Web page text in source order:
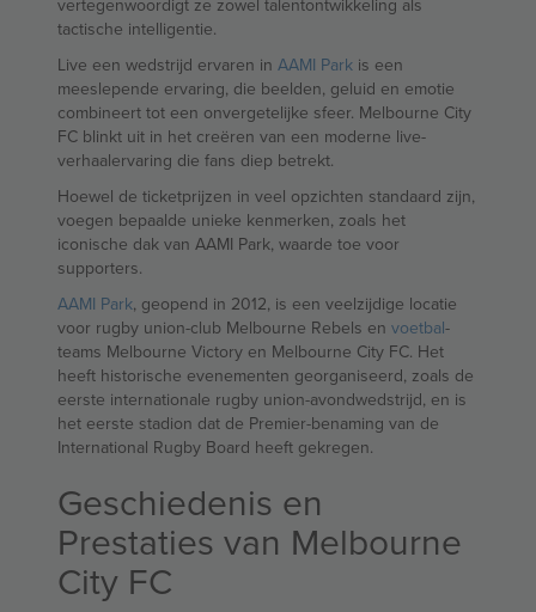
vertegenwoordigt ze zowel talentontwikkeling als
tactische intelligentie.
Live een wedstrijd ervaren in AAMI Park is een
meeslepende ervaring, die beelden, geluid en emotie
combineert tot een onvergetelijke sfeer. Melbourne City
FC blinkt uit in het creëren van een moderne live-
verhaalervaring die fans diep betrekt.
Hoewel de ticketprijzen in veel opzichten standaard zijn,
voegen bepaalde unieke kenmerken, zoals het
iconische dak van AAMI Park, waarde toe voor
supporters.
AAMI Park, geopend in 2012, is een veelzijdige locatie
voor rugby union-club Melbourne Rebels en voetbal-
teams Melbourne Victory en Melbourne City FC. Het
heeft historische evenementen georganiseerd, zoals de
eerste internationale rugby union-avondwedstrijd, en is
het eerste stadion dat de Premier-benaming van de
International Rugby Board heeft gekregen.
Geschiedenis en
Prestaties van Melbourne
City FC